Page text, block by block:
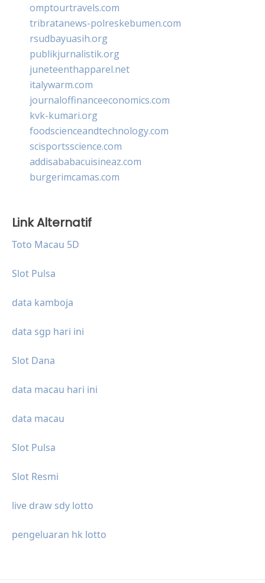
omptourtravels.com
tribratanews-polreskebumen.com
rsudbayuasih.org
publikjurnalistik.org
juneteenthapparel.net
italywarm.com
journaloffinanceeconomics.com
kvk-kumari.org
foodscienceandtechnology.com
scisportsscience.com
addisababacuisineaz.com
burgerimcamas.com
Link Alternatif
Toto Macau 5D
Slot Pulsa
data kamboja
data sgp hari ini
Slot Dana
data macau hari ini
data macau
Slot Pulsa
Slot Resmi
live draw sdy lotto
pengeluaran hk lotto